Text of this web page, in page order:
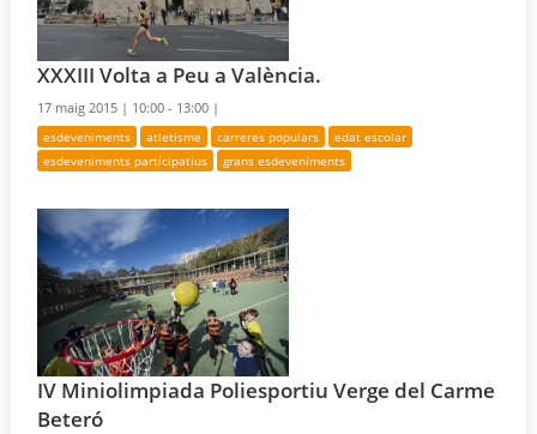
XXXIII Volta a Peu a València.
17 maig 2015 | 10:00 - 13:00 |
esdeveniments atletisme carreres populars
edat escolar
esdeveniments participatius
grans esdeveniments
IV Miniolimpiada Poliesportiu Verge del Carme
Beteró